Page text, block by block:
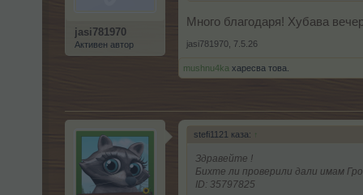
jasi781970
Активен автор
Много благодаря! Хубава
jasi781970 7.5.26
mushnu4ka харесва това.
stefi1121 каза: ↑
Здравейте !
Бихте ли проверили дали имам
ID: 35797825